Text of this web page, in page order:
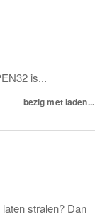
is...
bezig met laden...
stralen? Dan